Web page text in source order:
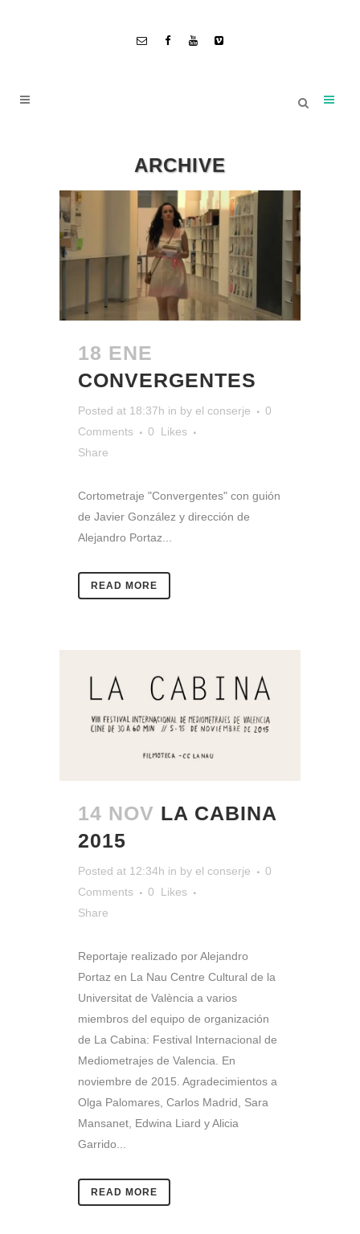
ARCHIVE
18 ENE
CONVERGENTES
Posted at 18:37h in by el conserje
0
Comments
0
Likes
Share
Cortometraje "Convergentes" con guión
de Javier González y dirección de
Alejandro Portaz...
READ MORE
14 NOV LA CABINA
2015
Posted at 12:34h in by el conserje
0
Comments
0
Likes
Share
Reportaje realizado por Alejandro
Portaz en La Nau Centre Cultural de la
Universitat de València a varios
miembros del equipo de organización
de La Cabina: Festival Internacional de
Mediometrajes de Valencia. En
noviembre de 2015. Agradecimientos a
Olga Palomares, Carlos Madrid, Sara
Mansanet, Edwina Liard y Alicia
Garrido...
READ MORE